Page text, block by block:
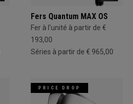
Fers Quantum MAX OS
Fer à l'unité à partir de €
193,00
Séries à partir de € 965,00
PRICE DROP